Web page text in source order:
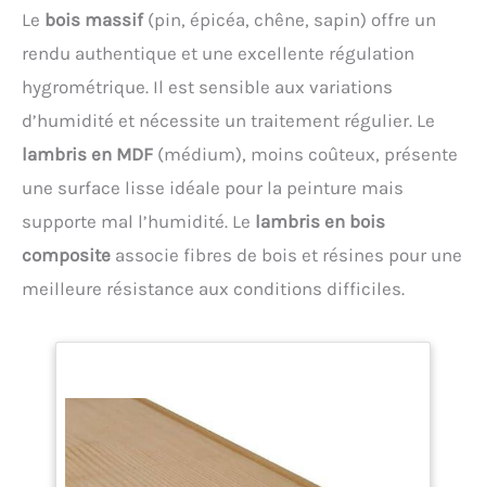
Le bois massif(pin, épicéa, chêne, sapin) offre un
rendu authentique et une excellente régulation
hygrométrique. Il est sensible aux variations
d’humidité et nécessite un traitement régulier. Le
lambris en MDF (médium), moins coûteux, présente
une surface lisse idéale pour la peinture mais
supporte mal l’humidité. Le lambris en bois
composite associe fibres de bois et résines pour une
meilleure résistance aux conditions difficiles.